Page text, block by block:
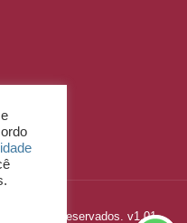
Direitos Reservados. v1.01